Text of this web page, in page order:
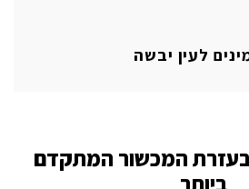
לעין יבשה
בעזרת המכשור המתקדם